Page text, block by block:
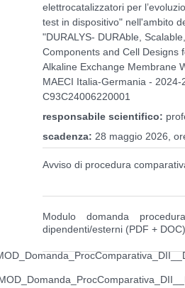
elettrocatalizzatori per
test in dispositivo" nell'ambito
"DURALYS- DURAble,
Components and Cell Designs
Alkaline Exchange Membrane
MAECI Italia-Germania - 2024-
C93C24006220001
responsabile scientifico:
scadenza: 28 maggio 2026,
Avviso di procedura
Modulo domanda
dipendenti/esterni (PDF + DOC)